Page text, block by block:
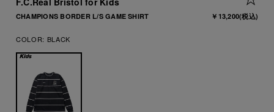
CHAMPIONS BORDER L/S GAME SHIRT ￥13,200(税込)
COLOR: BLACK